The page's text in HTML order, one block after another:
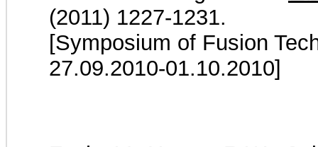
(2011) 1227-1231.
[Symposium of Fusion
27.09.2010-01.10.2010]